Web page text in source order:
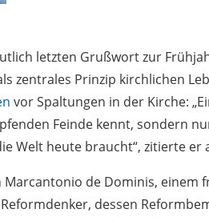
letzten Grußwort zur
zentrales Prinzip kirchlichen
vor Spaltungen in der Kirche:
Feinde kennt, sondern
Welt heute braucht“, zitierte er
Marcantonio de Dominis, einem
dessen